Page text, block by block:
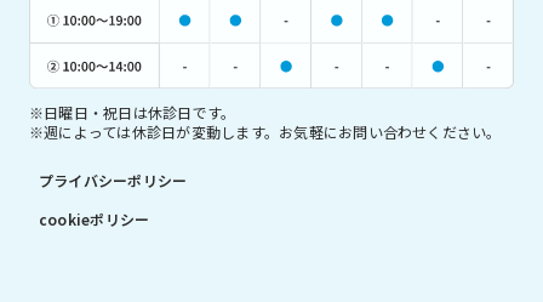
※日曜日・祝日は休診日です。
※週によっては休診日が変動します。お気軽にお問い合わせください。
プライバシーポリシー
cookieポリシー